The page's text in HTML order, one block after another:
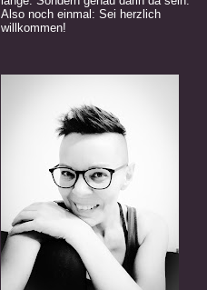
Also noch einmal: Sei herzlich
willkommen!